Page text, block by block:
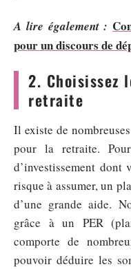
A lire également :
pour un discours de
2. Choisissez
retraite
Il existe de
pour la retraite.
d’investissement dont
risque à assumer, un
d’une grande aide.
grâce à un PER
comporte de
pouvoir déduire les